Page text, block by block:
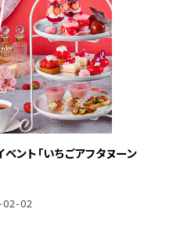
ント「いちごアフタヌーン
02